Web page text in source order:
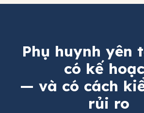
Phụ huynh yên
có kế
— và có cách
rủi ro